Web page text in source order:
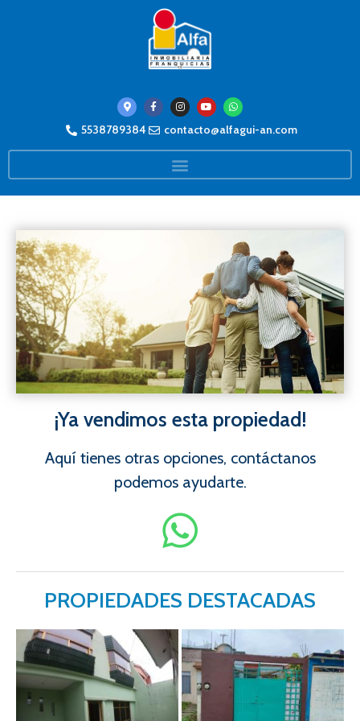
5538789384 contacto@alfagui-an.com
¡Ya vendimos esta propiedad!
Aquí tienes otras opciones, contáctanos
podemos ayudarte.
PROPIEDADES DESTACADAS